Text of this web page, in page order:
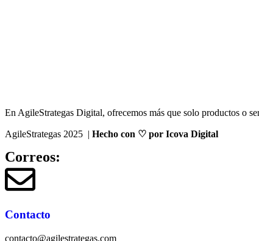
En AgileStrategas Digital, ofrecemos más que solo productos o
AgileStrategas 2025 | Hecho con ♡ por Icova Digital
Correos:
Contacto
contacto@agilestrategas.com